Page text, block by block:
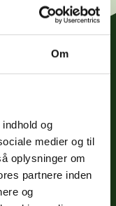
Om
og
medier og til
oplysninger om
partnere inden
og